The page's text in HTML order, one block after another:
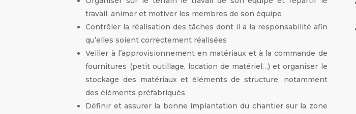
travail, animer et motiver les membres de son équipe
Contrôler la réalisation des tâches dont il a la responsabilité afin
qu’elles soient correctement réalisées
Veiller à l’approvisionnement en matériaux et à la commande de
fournitures (petit outillage, location de matériel…) et organiser le
stockage des matériaux et éléments de structure, notamment
des éléments préfabriqués
Définir et assurer la bonne implantation du chantier sur la zone